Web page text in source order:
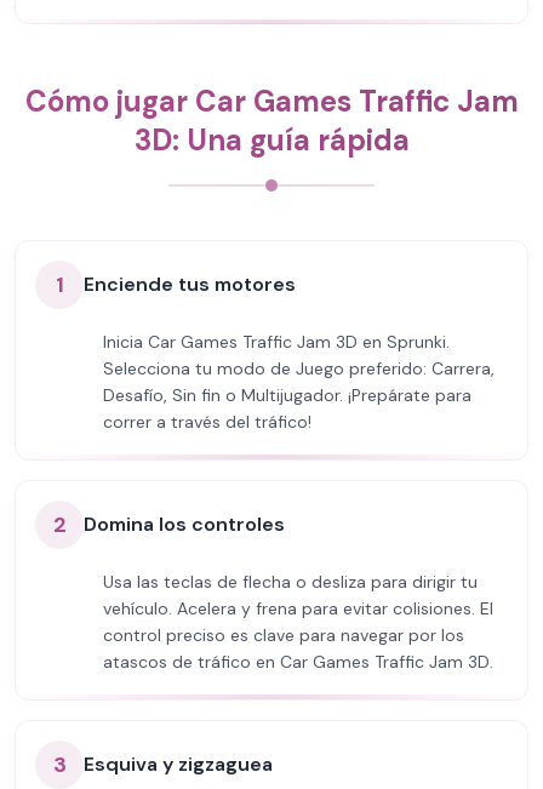
Cómo jugar Car Games Traffic Jam
3D: Una guía rápida
1 Enciende tus motores
Inicia Car Games Traffic Jam 3D en Sprunki.
Selecciona tu modo de Juego preferido: Carrera,
Desafío, Sin fin o Multijugador. ¡Prepárate para
correr a través del tráfico!
2 Domina los controles
Usa las teclas de flecha o desliza para dirigir tu
vehículo. Acelera y frena para evitar colisiones. El
control preciso es clave para navegar por los
atascos de tráfico en Car Games Traffic Jam 3D.
3 Esquiva y zigzaguea